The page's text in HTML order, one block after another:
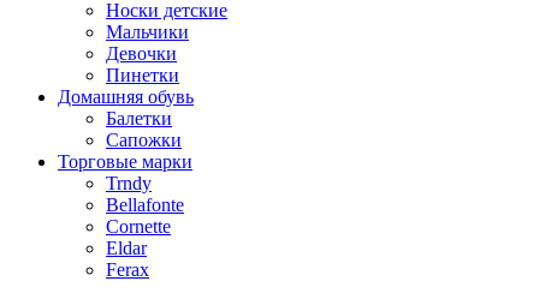
Носки детские
Мальчики
Девочки
Пинетки
Домашняя обувь
Балетки
Сапожки
Торговые марки
Trndy
Bellafonte
Cornette
Eldar
Ferax